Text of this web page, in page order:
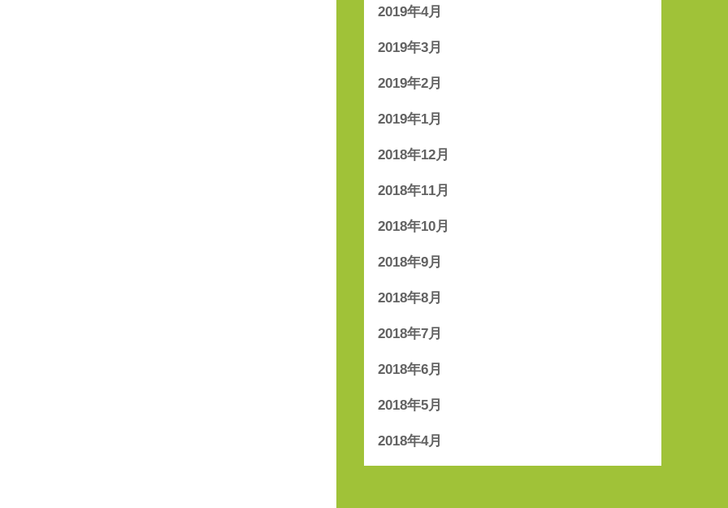
2019年4月
2019年3月
2019年2月
2019年1月
2018年12月
2018年11月
2018年10月
2018年9月
2018年8月
2018年7月
2018年6月
2018年5月
2018年4月